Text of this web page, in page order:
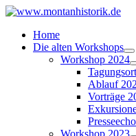
Home
Die alten Workshops
Workshop 2024
Ablauf
Vorträge
Workshop 2023